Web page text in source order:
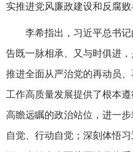
实推进党风廉政建设和反腐败
李希指出，习近平总书
告既一脉相承、又与时俱进
推进全面从严治党的再动员
工作高质量发展提供了根本
高瞻远瞩的政治站位，进一
自觉、行动自觉；深刻体悟